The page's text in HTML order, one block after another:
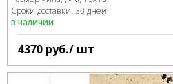
Сроки доставки: 30 дней
в наличии
4370 руб./ шт